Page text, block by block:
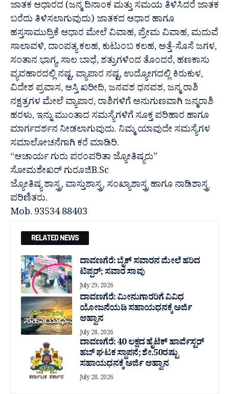
ಜಾತಕ ಆಧಾರದ (ಜನ್ಮ ದಿನಾಂಕ ಮತ್ತು ಸಮಯ ತಿಳಿಸಿದರೆ ಜಾತಕ
ಬರೆದು ತಿಳಿಸಲಾಗುವುದು) ಜಾತಕದ ಆಧಾರ ಹಾಗೂ
ಹಸ್ತಸಾಮುದ್ರಿಕೆ ಆಧಾರ ಮೇಲೆ ವಿವಾಹ, ಪ್ರೇಮ ವಿವಾಹ, ಮದುವೆ
ಸಾಲಾವಳಿ, ದಾಂಪತ್ಯ ಕಲಹ, ಕುಟುಂಬ ಕಲಹ, ಅತ್ತೆ-ಸೊಸೆ ಜಗಳ,
ಸಂತಾನ ಭಾಗ್ಯ, ಸಾಲ ಬಾಧೆ, ಶತ್ರುಗಳಿಂದ ತೊಂದರೆ, ಹಣಕಾಸು
ವ್ಯವಹಾರದಲ್ಲಿ ನಷ್ಟ, ವ್ಯಾಪಾರ ನಷ್ಟ, ಉದ್ಯೋಗದಲ್ಲಿ ಕಿರುಕುಳ,
ವಿದೇಶ ಪ್ರವಾಸ, ಆಸ್ತಿ ಖರೀದಿ, ಜನವಶ ಧನವಶ, ಜನ್ಮ ರಾಶಿ
ನಕ್ಷತ್ರಗಳ ಮೇಲೆ ವ್ಯಾಪಾರ, ರಾಶಿಗಳಿಗೆ ಅನುಗುಣವಾಗಿ ಜನ್ಮರಾಶಿ
ಹರಳು, ಇನ್ನು ಮುಂತಾದ ಸಮಸ್ಯೆಗಳಿಗೆ ಸೂಕ್ತ ಪರಿಹಾರ ಹಾಗೂ
ಮಾರ್ಗದರ್ಶನ ನೀಡಲಾಗುವುದು. ನಿಮ್ಮ ಯಾವುದೇ ಸಮಸ್ಯೆಗಳ
ಸಮಾಲೋಚನೆಗಾಗಿ ಕರೆ ಮಾಡಿರಿ.
“ಆಚಾರ್ಯ ಗುರು ಪರಂಪರಿತಾ ಜ್ಯೋತಿಷ್ಯರು”
ಸೋಮಶೇಖರ್ ಗುರೂಜಿB.Sc
ಜ್ಯೋತಿಷ್ಯ ಶಾಸ್ತ್ರ, ವಾಸ್ತುಶಾಸ್ತ್ರ, ಸಂಖ್ಯಾಶಾಸ್ತ್ರ ಹಾಗೂ ನಾಡಿಶಾಸ್ತ್ರ
ಪರಿಣಿತರು.
Mob. 93534 88403
RELATED NEWS
ದಾವಣಗೆರೆ: ಬೈಕ್ ಸವಾರನ ಮೇಲೆ ಹರಿದ
ಟಿಪ್ಪರ್; ಸವಾರ ಸಾವು
July 29, 2026
ದಾವಣಗೆರೆ: ಮೀನುಗಾರರಿಗೆ ವಿವಿಧ
ಯೋಜನೆಯಡಿ ಸಹಾಯಧನಕ್ಕೆ ಅರ್ಜಿ
ಆಹ್ವಾನ
July 28, 2026
ದಾವಣಗೆರೆ: 40 ಲಕ್ಷದ ಹೈಟೆಕ್ ಹಾರ್ವೆಸ್ಟರ್
ಹಬ್ ಘಟಕ ಸ್ಥಾಪನೆ; ಶೇ.50ರಷ್ಟು
ಸಹಾಯಧನಕ್ಕೆ ಅರ್ಜಿ ಆಹ್ವಾನ
July 28, 2026